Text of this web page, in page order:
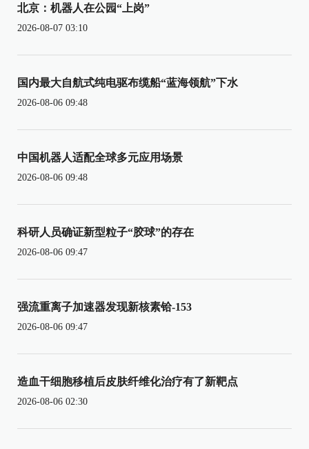
北京：机器人在公园“上岗”
2026-08-07 03:10
国内最大自航式纯电驱布缆船“蓝海领航”下水
2026-08-06 09:48
中国机器人适配全球多元应用场景
2026-08-06 09:48
科研人员确证新型粒子“胶球”的存在
2026-08-06 09:47
强流重离子加速器发现新核素铪-153
2026-08-06 09:47
造血干细胞移植后皮肤纤维化治疗有了新靶点
2026-08-06 02:30